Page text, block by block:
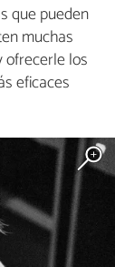
que pueden
muchas
ofrecerle los
eficaces